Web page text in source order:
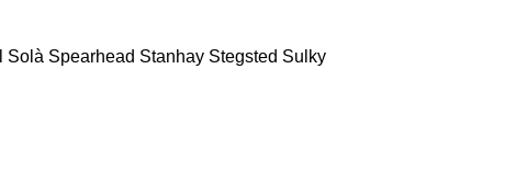
Solà Spearhead Stanhay Stegsted Sulky